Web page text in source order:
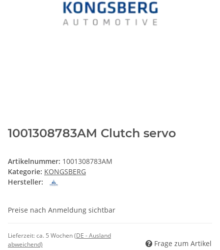
1001308783AM Clutch servo
Artikelnummer: 1001308783AM
Kategorie: KONGSBERG
Hersteller:
Preise nach Anmeldung sichtbar
Lieferzeit:ca. 5 Wochen(DE - Ausland
abweichend)
Frage zum Artikel